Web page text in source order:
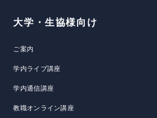
大学・生協様向け
ご案内
学内ライブ講座
学内通信講座
教職オンライン講座